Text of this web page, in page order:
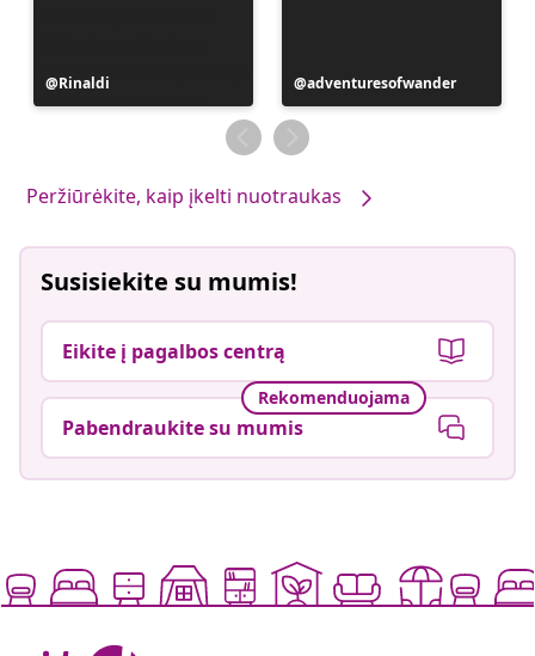
Įrašą
paskelbė
Rinaldi
Įrašą
paskelbė
adventuresofwander
Peržiūrėkite, kaip įkelti nuotraukas
Susisiekite su mumis!
Eikite į pagalbos centrą
Rekomenduojama
Pabendraukite su mumis